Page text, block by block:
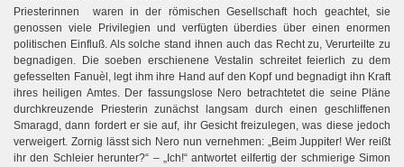
Priesterinnen waren in der römischen Gesellschaft hoch geachtet, sie
genossen viele Privilegien und verfügten überdies über einen enormen
politischen Einfluß. Als solche stand ihnen auch das Recht zu, Verurteilte zu
begnadigen. Die soeben erschienene Vestalin schreitet feierlich zu dem
gefesselten Fanuèl, legt ihm ihre Hand auf den Kopf und begnadigt ihn Kraft
ihres heiligen Amtes. Der fassungslose Nero betrachtetet die seine Pläne
durchkreuzende Priesterin zunächst langsam durch einen geschliffenen
Smaragd, dann fordert er sie auf, ihr Gesicht freizulegen, was diese jedoch
verweigert. Zornig lässt sich Nero nun vernehmen: „Beim Juppiter! Wer reißt
ihr den Schleier herunter?“ – „Ich!“ antwortet eilfertig der schmierige Simon